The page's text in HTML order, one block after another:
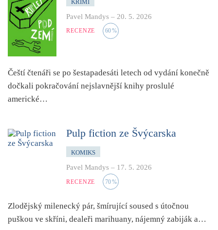
zahraniční kniha o ČR
zvíře
KRIMI
Pavel Mandys – 20. 5. 2026
RECENZE 60%
Čeští čtenáři se po šestapadesáti letech od vydání konečně
dočkali pokračování nejslavnější knihy proslulé
americké…
Pulp fiction ze Švýcarska
KOMIKS
Pavel Mandys – 17. 5. 2026
RECENZE 70%
Zlodějský milenecký pár, šmírující soused s útočnou
puškou ve skříni, dealeři marihuany, nájemný zabiják a…